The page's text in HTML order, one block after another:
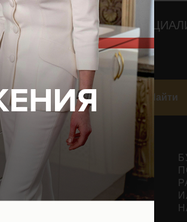
СО
Найти
ИНФОРМАЦИЯ
документы